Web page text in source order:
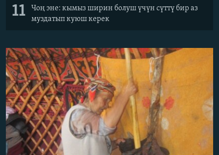
11
Чоң эне: кымыз ширин болуш үчүн сүттү бир аз
муздатып куюш керек